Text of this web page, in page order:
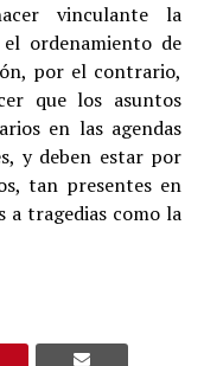
vinculante la
ordenamiento de
por el contrario,
que los asuntos
en las agendas
y deben estar por
tan presentes en
a tragedias como la